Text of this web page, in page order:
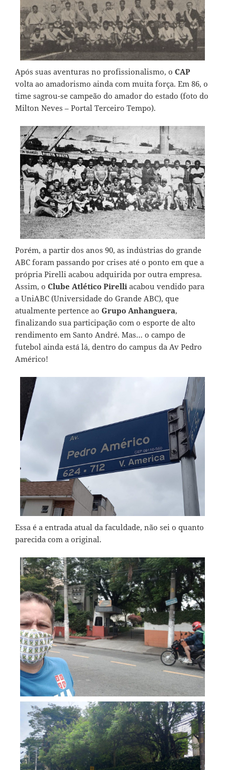
Após suas aventuras no profissionalismo, o CAP
volta ao amadorismo ainda com muita força. Em 86, o
time sagrou-se campeão do amador do estado (foto do
Milton Neves – Portal Terceiro Tempo).
Porém, a partir dos anos 90, as indústrias do grande
ABC foram passando por crises até o ponto em que a
própria Pirelli acabou adquirida por outra empresa.
Assim, o Clube Atlético Pirelli acabou vendido para
a UniABC (Universidade do Grande ABC), que
atualmente pertence ao Grupo Anhanguera,
finalizando sua participação com o esporte de alto
rendimento em Santo André. Mas… o campo de
futebol ainda está lá, dentro do campus da Av Pedro
Américo!
Essa é a entrada atual da faculdade, não sei o quanto
parecida com a original.